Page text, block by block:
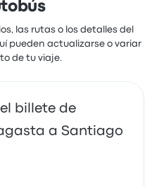
las rutas o los detalles del
pueden actualizarse o variar
de tu viaje.
billete de
a Santiago